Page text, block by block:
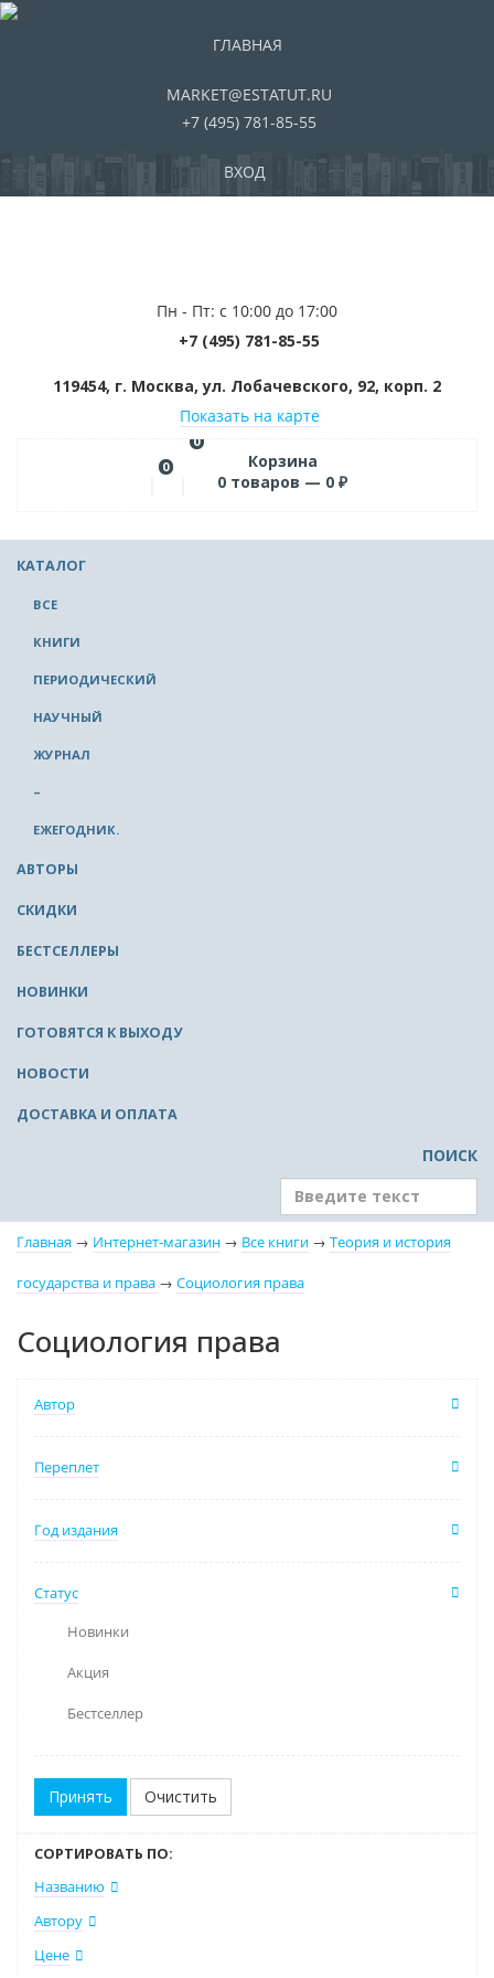
ГЛАВНАЯ
MARKET@ESTATUT.RU
+7 (495) 781-85-55
ВХОД
Пн - Пт: с 10:00 до 17:00
+7 (495) 781-85-55
119454, г. Москва, ул. Лобачевского, 92, корп. 2
Показать на карте
0
0
Корзина
0 товаров — 0 ₽
КАТАЛОГ
ВСЕ
КНИГИ
ПЕРИОДИЧЕСКИЙ
НАУЧНЫЙ
ЖУРНАЛ
–
ЕЖЕГОДНИК.
АВТОРЫ
СКИДКИ
БЕСТСЕЛЛЕРЫ
НОВИНКИ
ГОТОВЯТСЯ К ВЫХОДУ
НОВОСТИ
ДОСТАВКА И ОПЛАТА
ПОИСК
Главная → Интернет-магазин → Все книги → Теория и история
государства и права → Социология права
Социология права
Автор
Переплет
Год издания
Статус
Новинки
Акция
Бестселлер
Очистить
СОРТИРОВАТЬ ПО:
Названию
Автору
Цене